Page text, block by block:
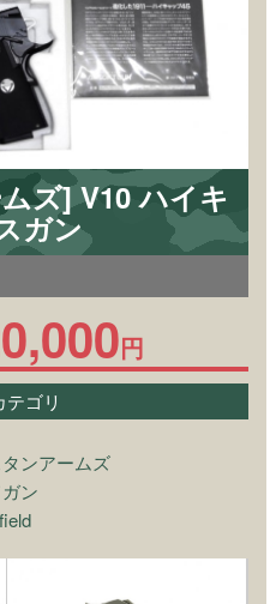
ズ] V10 ハイキ
ガン
円
ゴリ
ンアームズ
ン